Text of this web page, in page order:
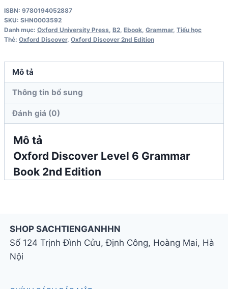
6
Grammar
Book
Edition
số
lượng
ISBN: 9780194052887
SKU: SHN0003592
Danh mục: Oxford University Press B2 Ebook Grammar, Tiểu học
Thẻ: Oxford Discover, Oxford Discover 2nd Edition
Mô tả
Thông tin bổ sung
Đánh giá (0)
Mô tả
Oxford Discover Level 6 Grammar
Book 2nd Edition
SHOP SACHTIENGANHHN
Số 124 Trịnh Đình Cửu, Định Công, Hoàng Mai, Hà
Nội